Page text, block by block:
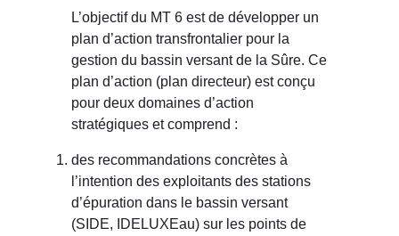
L’objectif du MT 6 est de développer un
plan d’action transfrontalier pour la
gestion du bassin versant de la Sûre. Ce
plan d’action (plan directeur) est conçu
pour deux domaines d’action
stratégiques et comprend :
des recommandations concrètes à
l’intention des exploitants des stations
d’épuration dans le bassin versant
(SIDE, IDELUXEau) sur les points de